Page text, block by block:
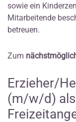
sowie ein
Mitarbeitende
betreuen.
Zum
Erzieher/
(m/w/d)